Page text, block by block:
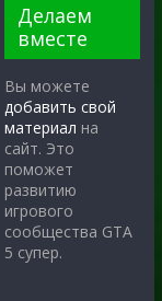
Делаем
вместе
Вы можете
добавить свой
материал на
сайт. Это
поможет
развитию
игрового
сообщества GTA
5 супер.